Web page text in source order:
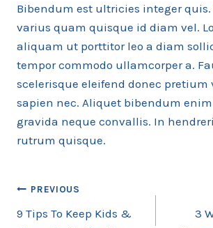
Bibendum est ultricies integer quis.
varius quam quisque id diam vel.
aliquam ut porttitor leo a diam
tempor commodo ullamcorper a.
scelerisque eleifend donec
sapien nec. Aliquet bibendum
gravida neque convallis. In
rutrum quisque.
Post
navigation
PREVIOUS
9 Tips To Keep Kids &
3